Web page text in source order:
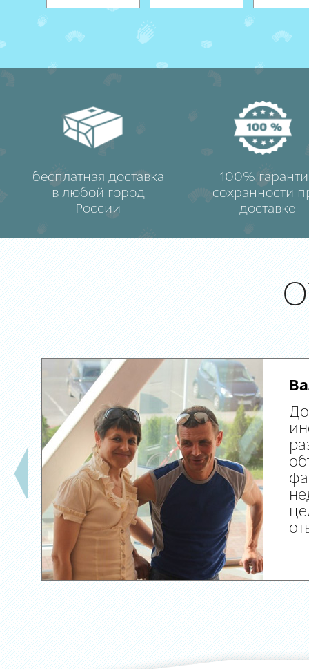
бесплатная доставка
в любой город
России
100%
сохранности
доставке